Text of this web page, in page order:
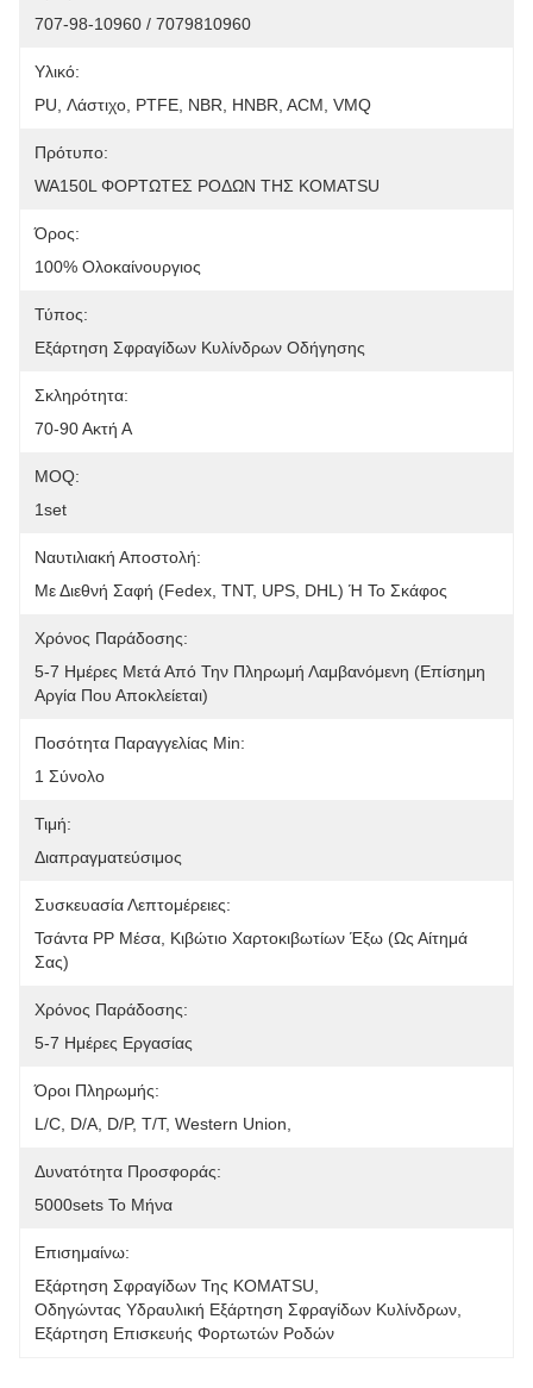
707-98-10960 / 7079810960
Υλικό:
PU, Λάστιχο, PTFE, NBR, HNBR, ACM, VMQ
Πρότυπο:
WA150L ΦΟΡΤΩΤΕΣ ΡΟΔΩΝ ΤΗΣ KOMATSU
Όρος:
100% Ολοκαίνουργιος
Τύπος:
Εξάρτηση Σφραγίδων Κυλίνδρων Οδήγησης
Σκληρότητα:
70-90 Ακτή Α
MOQ:
1set
Ναυτιλιακή Αποστολή:
Με Διεθνή Σαφή (Fedex, TNT, UPS, DHL) Ή Το Σκάφος
Χρόνος Παράδοσης:
5-7 Ημέρες Μετά Από Την Πληρωμή Λαμβανόμενη (επίσημη
Αργία Που Αποκλείεται)
Ποσότητα Παραγγελίας Min:
1 Σύνολο
Τιμή:
Διαπραγματεύσιμος
Συσκευασία Λεπτομέρειες:
Τσάντα PP Μέσα, Κιβώτιο Χαρτοκιβωτίων Έξω (ως Αίτημά
Σας)
Χρόνος Παράδοσης:
5-7 Ημέρες Εργασίας
Όροι Πληρωμής:
L/C, D/A, D/P, T/T, Western Union,
Δυνατότητα Προσφοράς:
5000sets Το Μήνα
Επισημαίνω:
Εξάρτηση Σφραγίδων Της KOMATSU
Οδηγώντας Υδραυλική Εξάρτηση Σφραγίδων Κυλίνδρων
Εξάρτηση Επισκευής Φορτωτών Ροδών